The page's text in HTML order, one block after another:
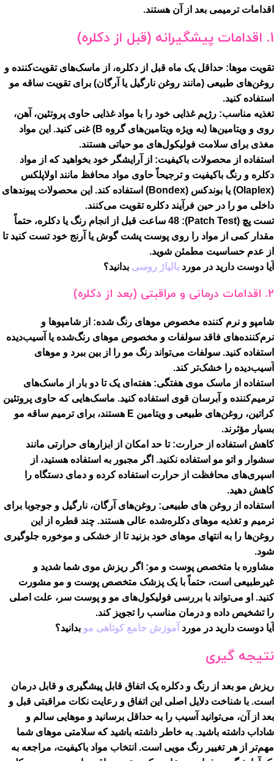
اقدامات ترمیمی بعد از آن هستند.
1. اقدامات پیشگیرانه (قبل از دکلره)
تقویت موها: حداقل یک ماه قبل از دکلره، از ماسک‌های تقویت‌کننده و
روغن‌های طبیعی (مانند روغن نارگیل یا آرگان) برای تقویت ساقه مو
استفاده کنید.
تغذیه مناسب: رژیم غذایی خود را با مواد غذایی حاوی پروتئین، آهن،
روی و ویتامین‌ها (به ویژه ویتامین‌های گروه B) غنی کنید. این مواد
مغذی برای سلامت فولیکول‌های مو حیاتی هستند.
استفاده از محصولات باکیفیت: از آرایشگر خود بخواهید که از مواد
دکلره و رنگ باکیفیت و ترجیحاً حاوی مواد محافظ مانند اولاپلکس
(Olaplex)
یا بوندکس (Bondex)
استفاده کند. این محصولات پیوندهای
داخلی مو را در حین فرآیند دکلره تقویت می‌کنند.
تست پچ (Patch Test):
48 ساعت قبل از انجام رنگ یا دکلره، حتماً
مقدار کمی از مواد را روی پوست پشت گوش یا آرنج خود تست کنید تا
از عدم حساسیت مطمئن شوید.
آیا دوست دارید در مورد بالیاژ روسی بدانید؟
2. اقدامات درمانی و مراقبتی (بعد از دکلره)
شامپو و نرم کننده مخصوص موهای رنگ شده: از شامپوها و
نرم‌کننده‌های فاقد سولفات و مخصوص موهای رنگ‌شده یا آسیب‌دیده
استفاده کنید. سولفات می‌تواند رنگ مو را از بین ببرد و موهای
آسیب‌دیده را خشک‌تر کند.
استفاده از ماسک موی هفتگی: هفته‌ای یک تا دو بار از ماسک‌های
ترمیم‌کننده و آبرسان قوی استفاده کنید. ماسک‌هایی که حاوی پروتئین
کراتین، روغن‌های طبیعی و ویتامین E هستند، برای ترمیم ساقه مو
بسیار مؤثرند.
کاهش استفاده از حرارت: تا حد امکان از ابزارهای حرارتی مانند
سشوار و اتو مو استفاده نکنید. اگر مجبور به استفاده هستید، از
اسپری‌های محافظت از حرارت استفاده کرده و دمای دستگاه را
کاهش دهید.
استفاده از روغن های طبیعی: روغن‌های آرگان، نارگیل و جوجوبا برای
ترمیم و تغذیه موهای دکلره‌شده عالی هستند. چند قطره از این
روغن‌ها را به انتهای موهای خود بزنید تا از خشکی و موخوره جلوگیری
شود.
مشاوره با متخصص پوست و مو: اگر ریزش موی شما شدید و
غیرطبیعی است، حتماً با یک پزشک متخصص پوست و مو مشورت
کنید. او می‌تواند با بررسی فولیکول‌های مو و پوست سر، علت اصلی
را تشخیص داده و درمان مناسب را تجویز کند.
آیا دوست دارید در مورد آموزش جامع کوتاهی مو بدانید؟
نتیجه گیری
ریزش مو بعد از رنگ و دکلره یک اتفاق قابل پیشگیری و قابل درمان
است. با شناخت دلایل اصلی این اتفاق و رعایت نکات مراقبتی قبل و
بعد از آن، می‌توانید آسیب را به حداقل برسانید و موهایی سالم و
شاداب داشته باشید. به خاطر داشته باشید که سلامتی موهای شما
مهم‌تر از هر تغییر رنگ مویی است. انتخاب مواد باکیفیت، مراجعه به